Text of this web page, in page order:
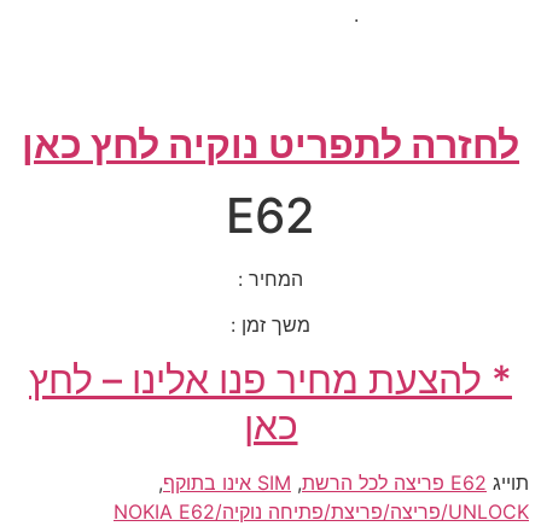
.
לחזרה לתפריט נוקיה לחץ כאן
E62
המחיר :
משך זמן :
* להצעת מחיר פנו אלינו – לחץ
כאן
תוייג E62 פריצה לכל הרשת , SIM אינו בתוקף
,
UNLOCK/פריצה/פריצת/פתיחה נוקיה/NOKIA E62